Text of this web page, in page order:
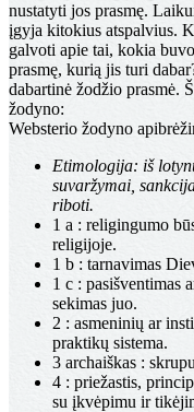
nustatyti jos prasmę.
įgyja kitokius atspalvius.
galvoti apie tai, kokia
prasmę, kurią jis turi
dabartinė žodžio prasmė.
žodyno:
Websterio žodyno
Etimologija: iš
suvaržymai,
riboti.
1 a : religingumo
religijoje.
1 b : tarnavimas
1 c : pasišventimas
sekimas juo.
2 : asmeninių ar
praktikų sistema.
3 archaiškas :
4 : priežastis,
su įkvėpimu ir